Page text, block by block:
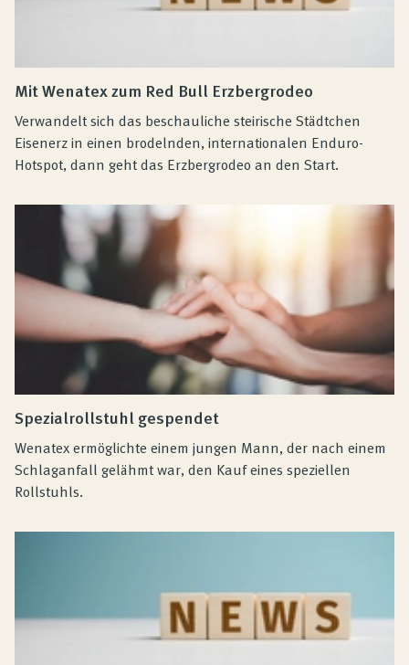
Mit Wenatex zum Red Bull Erzbergrodeo
Verwandelt sich das beschauliche steirische Städtchen
Eisenerz in einen brodelnden, internationalen Enduro-
Hotspot, dann geht das Erzbergrodeo an den Start.
Spezialrollstuhl gespendet
Wenatex ermöglichte einem jungen Mann, der nach einem
Schlaganfall gelähmt war, den Kauf eines speziellen
Rollstuhls.